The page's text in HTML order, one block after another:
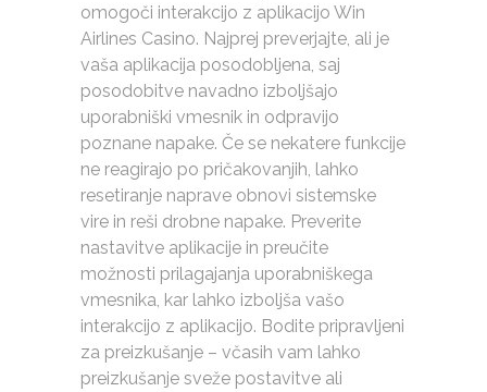
omogoči interakcijo z aplikacijo Win
Airlines Casino. Najprej preverjajte, ali je
vaša aplikacija posodobljena, saj
posodobitve navadno izboljšajo
uporabniški vmesnik in odpravijo
poznane napake. Če se nekatere funkcije
ne reagirajo po pričakovanjih, lahko
resetiranje naprave obnovi sistemske
vire in reši drobne napake. Preverite
nastavitve aplikacije in preučite
možnosti prilagajanja uporabniškega
vmesnika, kar lahko izboljša vašo
interakcijo z aplikacijo. Bodite pripravljeni
za preizkušanje – včasih vam lahko
preizkušanje sveže postavitve ali